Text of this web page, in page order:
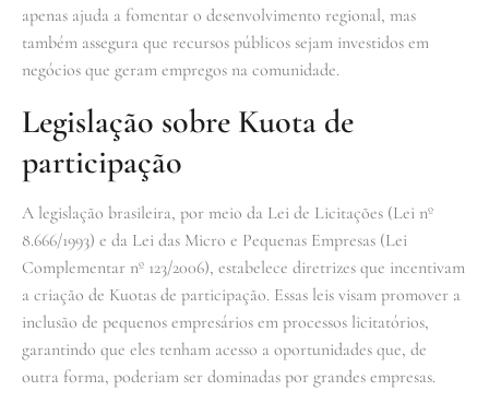
apenas ajuda a fomentar o desenvolvimento regional, mas
também assegura que recursos públicos sejam investidos em
negócios que geram empregos na comunidade.
Legislação sobre Kuota de
participação
A legislação brasileira, por meio da Lei de Licitações (Lei nº
8.666/1993) e da Lei das Micro e Pequenas Empresas (Lei
Complementar nº 123/2006), estabelece diretrizes que incentivam
a criação de Kuotas de participação. Essas leis visam promover a
inclusão de pequenos empresários em processos licitatórios,
garantindo que eles tenham acesso a oportunidades que, de
outra forma, poderiam ser dominadas por grandes empresas.